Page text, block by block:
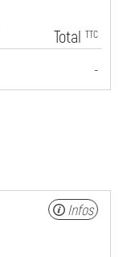
Total TTC
-
Infos